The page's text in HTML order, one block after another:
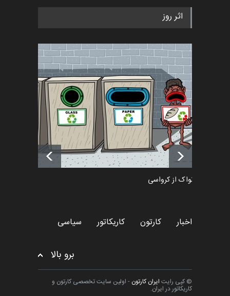
فراخوان رویداد کارگاهی کارتون و
اخبار 6 ماه قبل
تسلیت به همکار | سهراب خیری
اخبار 6 ماه قبل
آغاز دوره‌های تخصصی فصل
تابستان 1405 خانه کاریکات…
اخبار حدود یک ماه قبل
اثر روز
دمیر نواک از کرواسی
اخبار کارتون کاریکاتور سیاسی
برو بالا
© کپی رایت ایران کارتون - اولین سایت تخصصی کارتون و
کاریکاتور در ایران.